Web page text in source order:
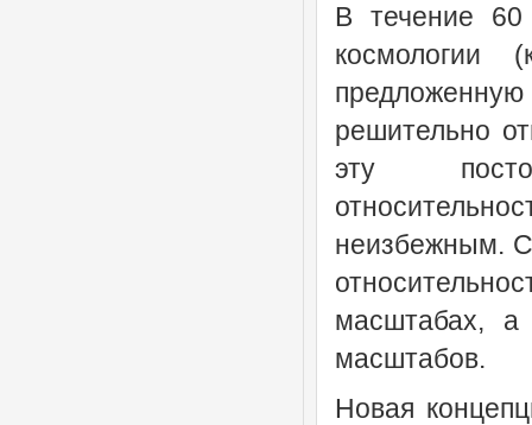
В течение
предложенную
решительно
эту
неизбежным.
масштабах,
масштабов.
Новая